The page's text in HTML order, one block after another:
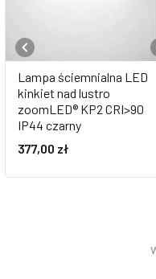
Lampa ściemnialna LED
kinkiet nad lustro
zoomLED® KP2 CRI>90
IP44 czarny
377,00 zł